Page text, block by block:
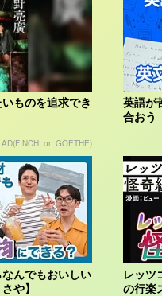
いものを追求でき
AD(FINCHI on GOETHE)
英語が
合おう
なんでもおいしい
や】
レッツ
の行楽